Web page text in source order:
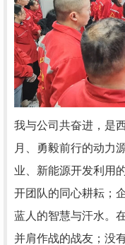
我与公司共奋进，是
月、勇毅前行的动力
业、新能源开发利用
开团队的同心耕耘；
蓝人的智慧与汗水。
并肩作战的战友；没